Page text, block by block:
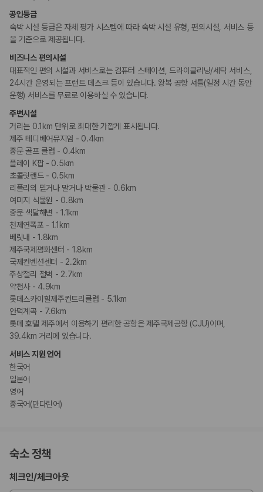
어린이 수영장
키즈 클럽
시설 내 놀이터
비즈니스
컨퍼런스 센터
연회장
휠체어로 이용가능한 주차장
휠체어 이용 가능 화장실
휠체어로 이용 가능
흡연 시설
금연 숙박 시설
공인등급
숙박 시설 등급은 자체 평가 시스템에 따라 숙박 시설 유형, 편의시설, 서비스 등
을 기준으로 제공됩니다.
비즈니스 편의시설
대표적인 편의 시설과 서비스로는 컴퓨터 스테이션, 드라이클리닝/세탁 서비스,
24시간 운영되는 프런트 데스크 등이 있습니다. 왕복 공항 셔틀(일정 시간 동안
운행) 서비스를 무료로 이용하실 수 있습니다.
주변시설
거리는 0.1km 단위로 최대한 가깝게 표시됩니다.
제주 테디베어뮤지엄 - 0.4km
중문 골프 클럽 - 0.4km
플레이 K팝 - 0.5km
초콜릿랜드 - 0.5km
리플리의 믿거나 말거나 박물관 - 0.6km
여미지 식물원 - 0.8km
중문 색달해변 - 1.1km
천제연폭포 - 1.1km
베릿내 - 1.8km
제주국제평화센터 - 1.8km
국제컨벤션센터 - 2.2km
주상절리 절벽 - 2.7km
약천사 - 4.9km
롯데스카이힐제주컨트리클럽 - 5.1km
안덕계곡 - 7.6km
롯데 호텔 제주에서 이용하기 편리한 공항은 제주국제공항 (CJU)이며,
39.4km 거리에 있습니다.
서비스 지원 언어
한국어
일본어
영어
중국어(만다린어)
숙소 정책
체크인/체크아웃